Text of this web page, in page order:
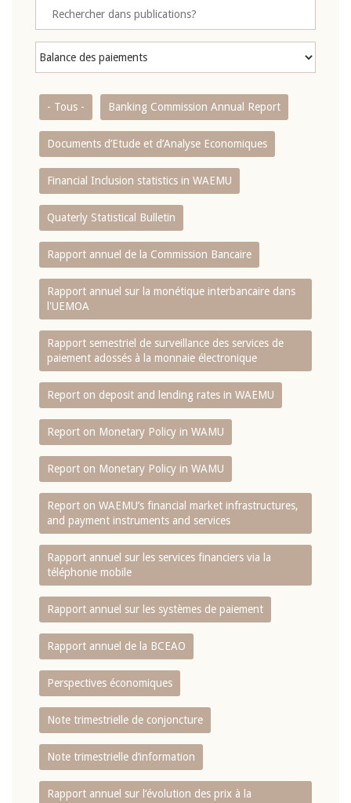
- Tous - Banking Commission Annual Report
Documents d’Etude et d’Analyse Economiques
Financial Inclusion statistics in WAEMU
Quaterly Statistical Bulletin
Rapport annuel de la Commission Bancaire
Rapport annuel sur la monétique interbancaire dans
l'UEMOA
Rapport semestriel de surveillance des services de
paiement adossés à la monnaie électronique
Report on deposit and lending rates in WAEMU
Report on Monetary Policy in WAMU
Report on Monetary Policy in WAMU
Report on WAEMU’s financial market infrastructures,
and payment instruments and services
Rapport annuel sur les services financiers via la
téléphonie mobile
Rapport annuel sur les systèmes de paiement
Rapport annuel de la BCEAO
Perspectives économiques
Note trimestrielle de conjoncture
Note trimestrielle d‘information
Rapport annuel sur l‘évolution des prix à la